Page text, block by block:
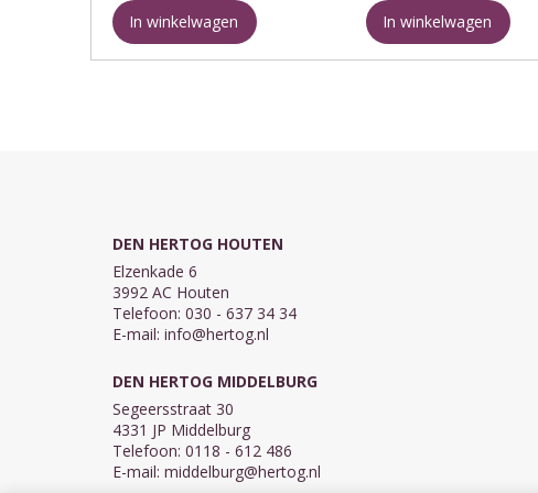
gebod
Deel 2: Kennis - Toestemming -
Vertrouwen
In winkelwagen
van deze uitgave. ...
In winkelwagen
DEN HERTOG HOUTEN
Elzenkade 6
3992 AC Houten
Telefoon: 030 - 637 34 34
E-mail: info@hertog.nl
DEN HERTOG MIDDELBURG
Segeersstraat 30
4331 JP Middelburg
Telefoon: 0118 - 612 486
E-mail: middelburg@hertog.nl